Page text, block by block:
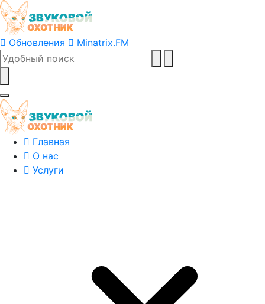
Обновления Minatrix.FM
Главная
О нас
Услуги